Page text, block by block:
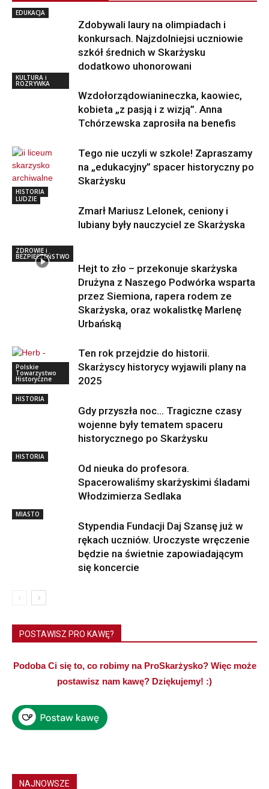
EDUKACJA
Zdobywali laury na olimpiadach i
konkursach. Najzdolniejsi uczniowie
szkół średnich w Skarżysku
dodatkowo uhonorowani
KULTURA i
ROZRYWKA
Wzdołorządowianineczka, kaowiec,
kobieta „z pasją i z wizją”. Anna
Tchórzewska zaprosiła na benefis
HISTORIA
Tego nie uczyli w szkole! Zapraszamy
na „edukacyjny” spacer historyczny po
Skarżysku
LUDZIE
Zmarł Mariusz Lelonek, ceniony i
lubiany były nauczyciel ze Skarżyska
ZDROWIE i
BEZPIECZEŃSTWO
Hejt to zło – przekonuje skarżyska
Drużyna z Naszego Podwórka wsparta
przez Siemiona, rapera rodem ze
Skarżyska, oraz wokalistkę Marlenę
Urbańską
Polskie
Towarzystwo
Historyczne
Ten rok przejdzie do historii.
Skarżyscy historycy wyjawili plany na
2025
HISTORIA
Gdy przyszła noc… Tragiczne czasy
wojenne były tematem spaceru
historycznego po Skarżysku
HISTORIA
Od nieuka do profesora.
Spacerowaliśmy skarżyskimi śladami
Włodzimierza Sedlaka
MIASTO
Stypendia Fundacji Daj Szansę już w
rękach uczniów. Uroczyste wręczenie
będzie na świetnie zapowiadającym
się koncercie
POSTAWISZ PRO KAWĘ?
Podoba Ci się to, co robimy na ProSkarżysko? Więc może
postawisz nam kawę? Dziękujemy! :)
NAJNOWSZE